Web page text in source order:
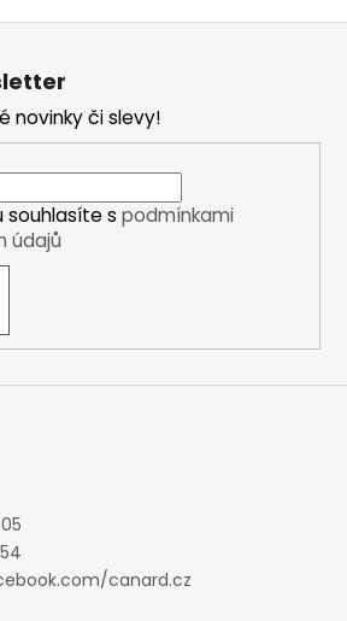
novinky či slevy!
souhlasíte s podmínkami
údajů
canard.cz